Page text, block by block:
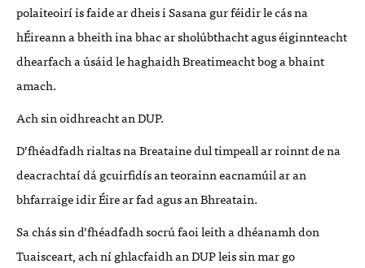
polaiteoirí is faide ar dheis i Sasana gur féidir le cás na
hÉireann a bheith ina bhac ar sholúbthacht agus éiginnteacht
dhearfach a úsáid le haghaidh Breatimeacht bog a bhaint
amach.
Ach sin oidhreacht an DUP.
D’fhéadfadh rialtas na Breataine dul timpeall ar roinnt de na
deacrachtaí dá gcuirfidís an teorainn eacnamúil ar an
bhfarraige idir Éire ar fad agus an Bhreatain.
Sa chás sin d’fhéadfadh socrú faoi leith a dhéanamh don
Tuaisceart, ach ní ghlacfaidh an DUP leis sin mar go